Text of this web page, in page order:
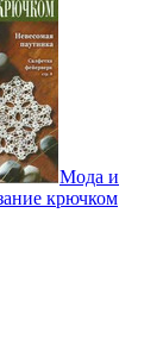
Мода и
крючком